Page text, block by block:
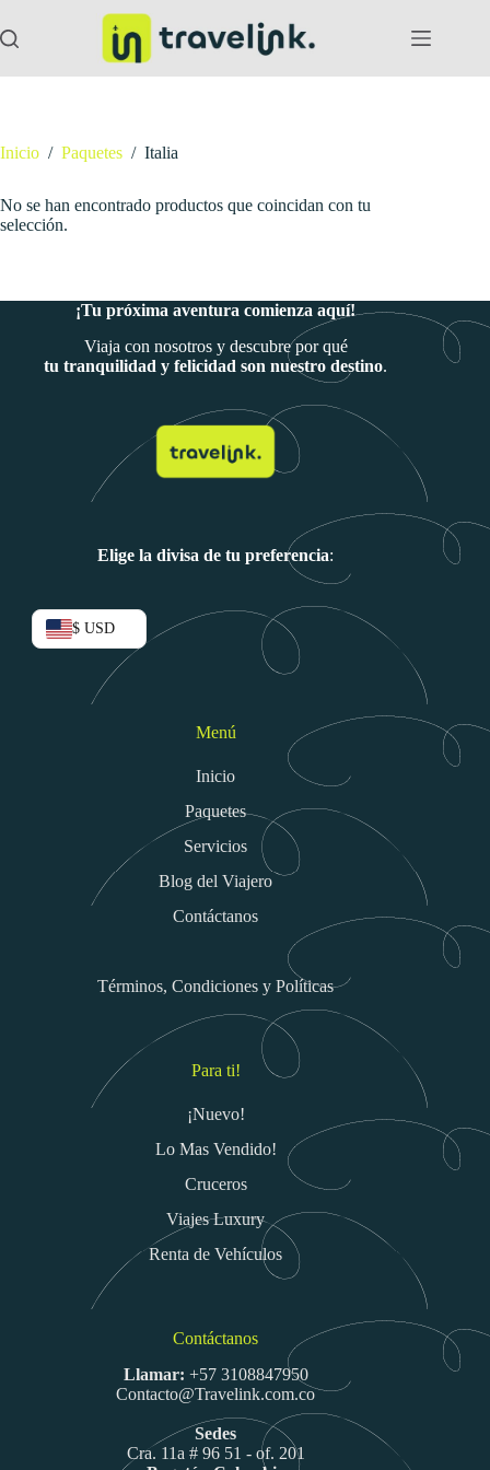
al
contenido
Inicio / Paquetes / Italia
No se han encontrado productos que coincidan con tu
selección.
¡Tu próxima aventura comienza aquí!
Viaja con nosotros y descubre por qué
tu tranquilidad y felicidad son nuestro destino.
Elige la divisa de tu preferencia:
$ USD
Menú
Inicio
Paquetes
Servicios
Blog del Viajero
Contáctanos
Términos, Condiciones y Políticas
Para ti!
¡Nuevo!
Lo Mas Vendido!
Cruceros
Viajes Luxury
Renta de Vehículos
Contáctanos
Llamar: +57 3108847950
Contacto@Travelink.com.co
Sedes
Cra. 11a # 96 51 - of. 201